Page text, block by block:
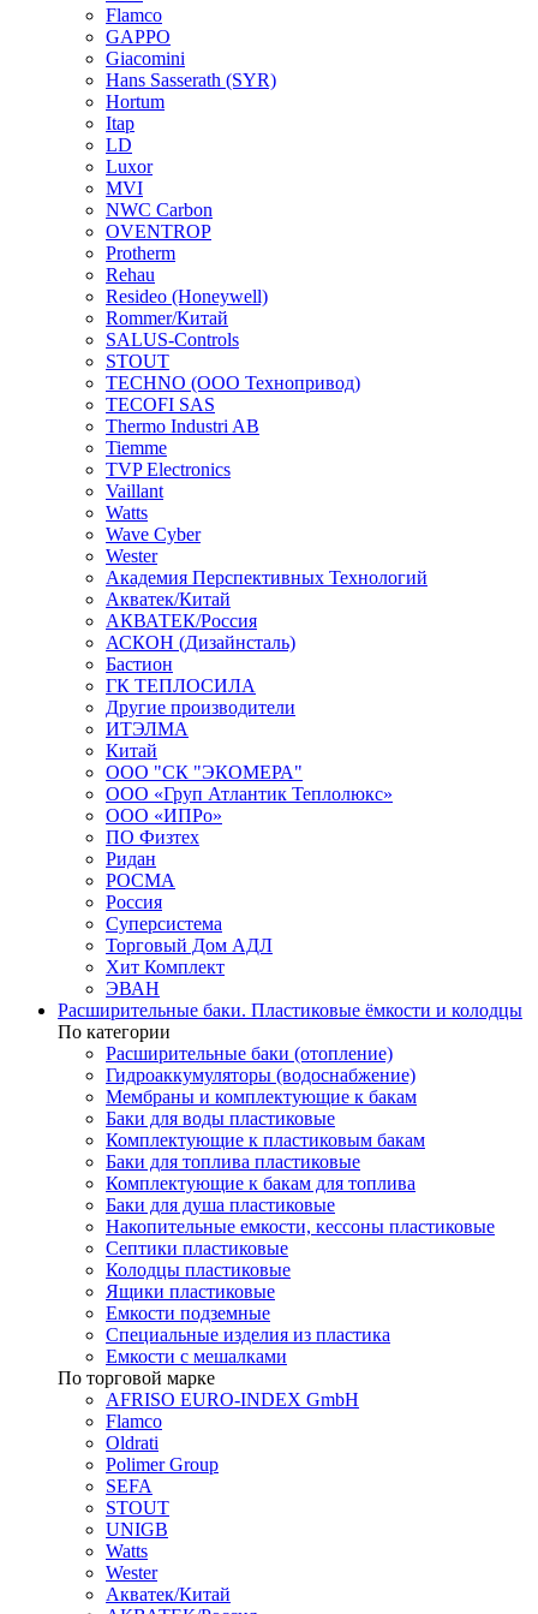
Flamco
GAPPO
Giacomini
Hans Sasserath (SYR)
Hortum
Itap
LD
Luxor
MVI
NWC Carbon
OVENTROP
Protherm
Rehau
Resideo (Honeywell)
Rommer/Китай
SALUS-Controls
STOUT
TECHNO (ООО Технопривод)
TECOFI SAS
Thermo Industri AB
Tiemme
TVP Electronics
Vaillant
Watts
Wave Cyber
Wester
Академия Перспективных Технологий
Акватек/Китай
АКВАТЕК/Россия
АСКОН (Дизайнсталь)
Бастион
ГК ТЕПЛОСИЛА
Другие производители
ИТЭЛМА
Китай
ООО "СК "ЭКОМЕРА"
ООО «Груп Атлантик Теплолюкс»
ООО «ИПРо»
ПО Физтех
Ридан
РОСМА
Россия
Суперсистема
Торговый Дом АДЛ
Хит Комплект
ЭВАН
Расширительные баки. Пластиковые ёмкости и колодцы
По категории
Расширительные баки (отопление)
Гидроаккумуляторы (водоснабжение)
Мембраны и комплектующие к бакам
Баки для воды пластиковые
Комплектующие к пластиковым бакам
Баки для топлива пластиковые
Комплектующие к бакам для топлива
Баки для душа пластиковые
Накопительные емкости, кессоны пластиковые
Септики пластиковые
Колодцы пластиковые
Ящики пластиковые
Емкости подземные
Специальные изделия из пластика
Емкости с мешалками
По торговой марке
AFRISO EURO-INDEX GmbH
Flamco
Oldrati
Polimer Group
SEFA
STOUT
UNIGB
Watts
Wester
Акватек/Китай